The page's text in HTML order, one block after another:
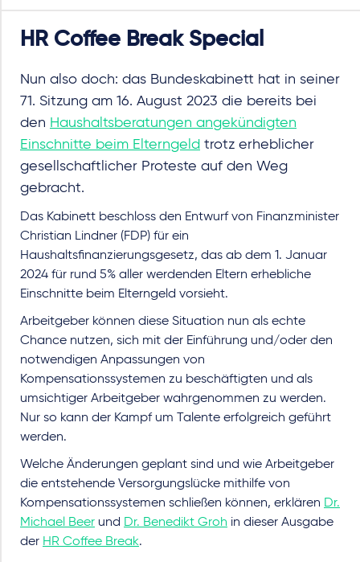
HR Coffee Break Special
Nun also doch: das Bundeskabinett hat in seiner
71. Sitzung am 16. August 2023 die bereits bei
den Haushaltsberatungen angekündigten
Einschnitte beim Elterngeld trotz erheblicher
gesellschaftlicher Proteste auf den Weg
gebracht.
Das Kabinett beschloss den Entwurf von Finanzminister
Christian Lindner (FDP) für ein
Haushaltsfinanzierungsgesetz, das ab dem 1. Januar
2024 für rund 5% aller werdenden Eltern erhebliche
Einschnitte beim Elterngeld vorsieht.
Arbeitgeber können diese Situation nun als echte
Chance nutzen, sich mit der Einführung und/oder den
notwendigen Anpassungen von
Kompensationssystemen zu beschäftigten und als
umsichtiger Arbeitgeber wahrgenommen zu werden.
Nur so kann der Kampf um Talente erfolgreich geführt
werden.
Welche Änderungen geplant sind und wie Arbeitgeber
die entstehende Versorgungslücke mithilfe von
Kompensationssystemen schließen können, erklären Dr.
Michael Beer und Dr. Benedikt Groh in dieser Ausgabe
der HR Coffee Break.